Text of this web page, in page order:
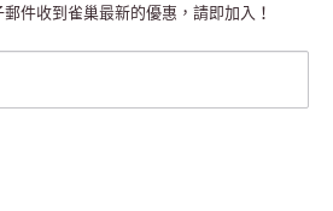
件收到雀巢最新的優惠，請即加入！